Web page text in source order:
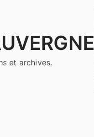
et archives.